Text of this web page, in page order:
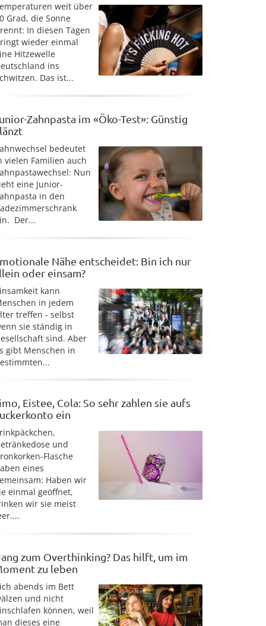
weit über
Grad, die Sonne
In diesen Tagen
wieder einmal
Hitzewelle
ins
Das ist...
Zahnpasta im «Öko-Test»: Günstig
bedeutet
vielen Familien auch
Nun
eine Junior-
in den
Der...
Nähe entscheidet: Bin ich nur
oder einsam?
kann
in jedem
treffen - selbst
sie ständig in
sind. Aber
gibt Menschen in
Eistee, Cola: So sehr zahlen sie aufs
ein
und
Flasche
eines
Haben wir
einmal geöffnet,
wir sie meist
zum Overthinking? Das hilft, um im
zu leben
abends im Bett
und nicht
können, weil
dieses eine